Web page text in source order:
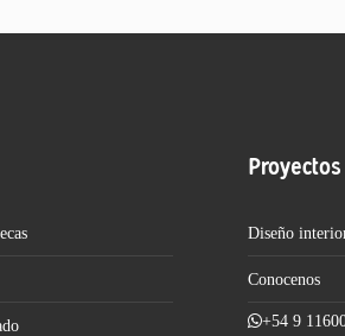
Diseño
Conocenos
+54 9